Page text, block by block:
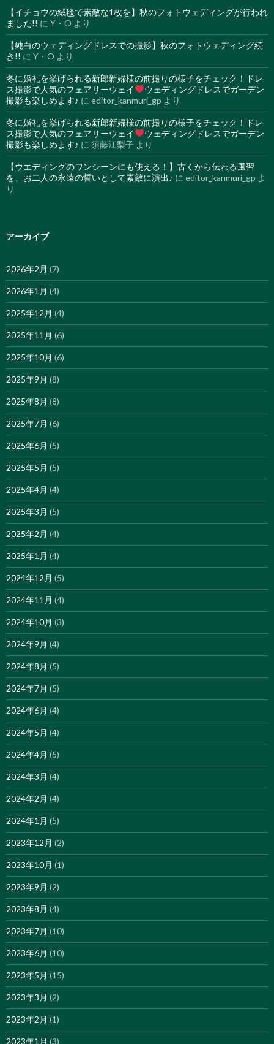
【イチョウの絨毯で素敵な1枚を】秋のフォトウェディングが行われ
ました!! に Y・O より
【純白のウェディングドレスでの撮影】秋のフォトウェディング続
き!! に Y・O より
冬に婚礼を挙げられる新郎新婦様の前撮りの様子をチェック！ドレ
ス撮影で人気のフェアリーウェイ
ウェディングドレスでガーデン
撮影も楽しめます♪ に editor_kanmuri_gp より
冬に婚礼を挙げられる新郎新婦様の前撮りの様子をチェック！ドレ
ス撮影で人気のフェアリーウェイ
ウェディングドレスでガーデン
撮影も楽しめます♪ に 須藤江梨子 より
【ウエディングのワンシーンにも使える！】古くから伝わる風習
を、お二人の永遠の誓いとして素敵に演出♪ に editor_kanmuri_gp よ
り
アーカイブ
2026年2月 (7)
2026年1月 (4)
2025年12月 (4)
2025年11月 (6)
2025年10月 (6)
2025年9月 (8)
2025年8月 (8)
2025年7月 (6)
2025年6月 (5)
2025年5月 (5)
2025年4月 (4)
2025年3月 (5)
2025年2月 (4)
2025年1月 (4)
2024年12月 (5)
2024年11月 (4)
2024年10月 (3)
2024年9月 (4)
2024年8月 (5)
2024年7月 (5)
2024年6月 (4)
2024年5月 (4)
2024年4月 (5)
2024年3月 (4)
2024年2月 (4)
2024年1月 (5)
2023年12月 (2)
2023年10月 (1)
2023年9月 (2)
2023年8月 (4)
2023年7月 (10)
2023年6月 (10)
2023年5月 (15)
2023年3月 (2)
2023年2月 (1)
2023年1月 (3)